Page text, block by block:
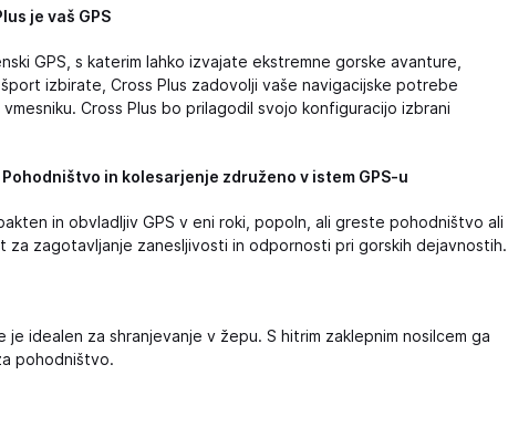
je vaš GPS
GPS, s katerim lahko izvajate ekstremne gorske avanture,
izbirate, Cross Plus zadovolji vaše navigacijske potrebe
Cross Plus bo prilagodil svojo konfiguracijo izbrani
in kolesarjenje združeno v istem GPS-u
in obvladljiv GPS v eni roki, popoln, ali greste pohodništvo ali
za zagotavljanje zanesljivosti in odpornosti pri gorskih dejavnostih.
je idealen za shranjevanje v žepu. S hitrim zaklepnim nosilcem ga
pohodništvo.